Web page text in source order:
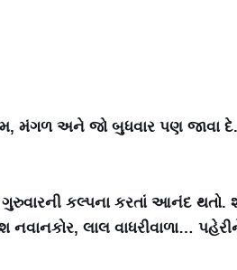
મંગળ અને જો બુધવાર પણ જાવા
કલ્પના કરતાં આનંદ થતો.
લાલ વાધરીવાળા…